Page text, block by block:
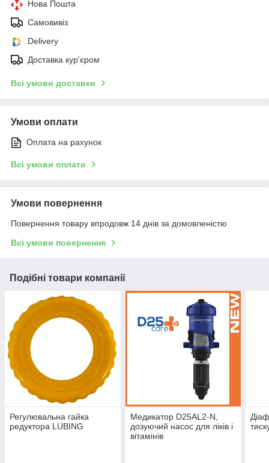
Нова Пошта
Самовивіз
Delivery
Доставка кур'єром
Всі умови доставки
Умови оплати
Оплата на рахунок
Всі умови оплати
Умови повернення
Повернення товару впродовж 14 днів за домовленістю
Всі умови повернення
Подібні товари компанії
Регулювальна гайка
редуктора LUBING
Медикатор D25AL2-N,
дозуючий насос для ліків і
вітамінів